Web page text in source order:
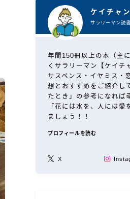
ケイチャン
サラリーマン読
年間150冊以上の本（主
くサラリーマン【ケイチ
サスペンス・イヤミス・
想とおすすめをご紹介し
たとき」の参考になれば
「花には水を、人には
ましょう！！
プロフィールを読む
X